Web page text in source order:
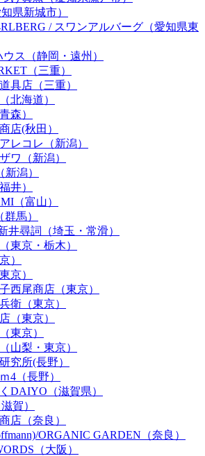
県新城市）
/ スワンアルバーグ（愛知県東
ス（静岡・遠州）
（三重）
具店（三重）
北海道）
森）
店(秋田）
レコレ（新潟）
ワ（新潟）
新潟）
井）
（富山）
馬）
井尋詞（埼玉・常滑）
東京・栃木）
）
京）
西尾商店（東京）
衛（東京）
（東京）
東京）
山梨・東京）
究所(長野）
4（長野）
DAIYO（滋賀県）
賀）
店（奈良）
ORGANIC GARDEN（奈良）
（大阪）